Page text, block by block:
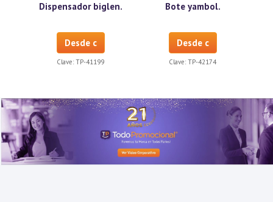
Dispensador biglen.
Desde c
Clave: TP-41199
Bote yambol.
Desde c
Clave: TP-42174